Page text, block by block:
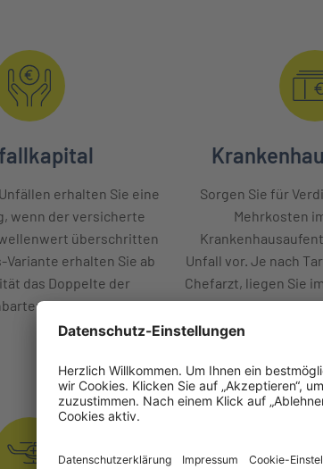
erhalten Sie eine
wenn der versicherte
überschritten
Variante erhalten Sie ab
das Doppelte der
Summe.
Sorgen Sie für
Mehrkosten
Unfall vor. Je nach
Chefarzt, liegen Sie
erhalten auch bei